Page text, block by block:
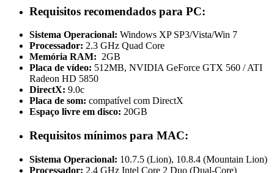
Requisitos recomendados para PC:
Sistema Operacional: Windows XP SP3/Vista/Win 7
Processador: 2.3 GHz Quad Core
Memória RAM: 2GB
Placa de vídeo: 512MB, NVIDIA GeForce GTX 560 / ATI
Radeon HD 5850
DirectX: 9.0c
Placa de som: compatível com DirectX
Espaço livre em disco: 20GB
Requisitos mínimos para MAC:
Sistema Operacional: 10.7.5 (Lion), 10.8.4 (Mountain Lion)
Processador: 2.4 GHz Intel Core 2 Duo (Dual-Core)